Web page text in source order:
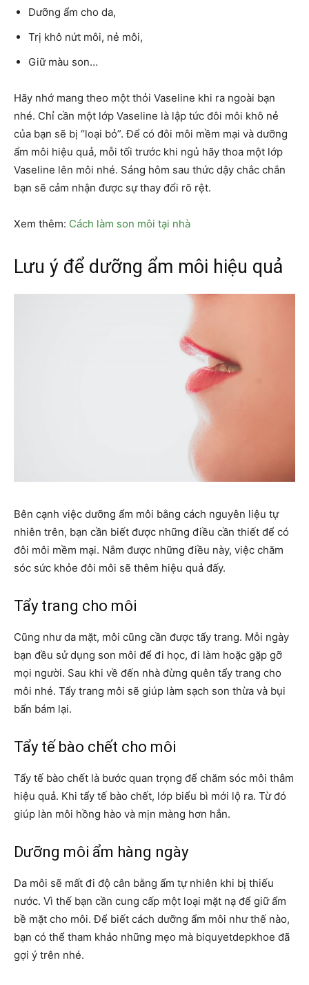
Dưỡng ẩm cho da,
Trị khô nứt môi, nẻ môi,
Giữ màu son…
Hãy nhớ mang theo một thỏi Vaseline khi ra ngoài bạn
nhé. Chỉ cần một lớp Vaseline là lập tức đôi môi khô nẻ
của bạn sẽ bị “loại bỏ”. Để có đôi môi mềm mại và dưỡng
ẩm môi hiệu quả, mỗi tối trước khi ngủ hãy thoa một lớp
Vaseline lên môi nhé. Sáng hôm sau thức dậy chắc chắn
bạn sẽ cảm nhận được sự thay đổi rõ rệt.
Xem thêm: Cách làm son môi tại nhà
Lưu ý để dưỡng ẩm môi hiệu quả
Bên cạnh việc dưỡng ẩm môi bằng cách nguyên liệu tự
nhiên trên, bạn cần biết được những điều cần thiết để có
đôi môi mềm mại. Nắm được những điều này, việc chăm
sóc sức khỏe đôi môi sẽ thêm hiệu quả đấy.
Tẩy trang cho môi
Cũng như da mặt, môi cũng cần được tẩy trang. Mỗi ngày
bạn đều sử dụng son môi để đi học, đi làm hoặc gặp gỡ
mọi người. Sau khi về đến nhà đừng quên tẩy trang cho
môi nhé. Tẩy trang môi sẽ giúp làm sạch son thừa và bụi
bẩn bám lại.
Tẩy tế bào chết cho môi
Tẩy tế bào chết là bước quan trọng để chăm sóc môi thâm
hiệu quả. Khi tẩy tế bào chết, lớp biểu bì mới lộ ra. Từ đó
giúp làn môi hồng hào và mịn màng hơn hẳn.
Dưỡng môi ẩm hàng ngày
Da môi sẽ mất đi độ cân bằng ẩm tự nhiên khi bị thiếu
nước. Vì thế bạn cần cung cấp một loại mặt nạ để giữ ẩm
bề mặt cho môi. Để biết cách dưỡng ẩm môi như thế nào,
bạn có thể tham khảo những mẹo mà biquyetdepkhoe đã
gợi ý trên nhé.